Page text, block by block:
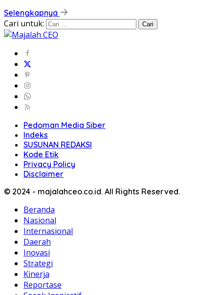
Selengkapnya
Cari untuk:
Pedoman Media Siber
Indeks
SUSUNAN REDAKSI
Kode Etik
Privacy Policy
Disclaimer
© 2024 - majalahceo.co.id. All Rights Reserved.
Beranda
Nasional
Internasional
Daerah
Inovasi
Strategi
Kinerja
Reportase